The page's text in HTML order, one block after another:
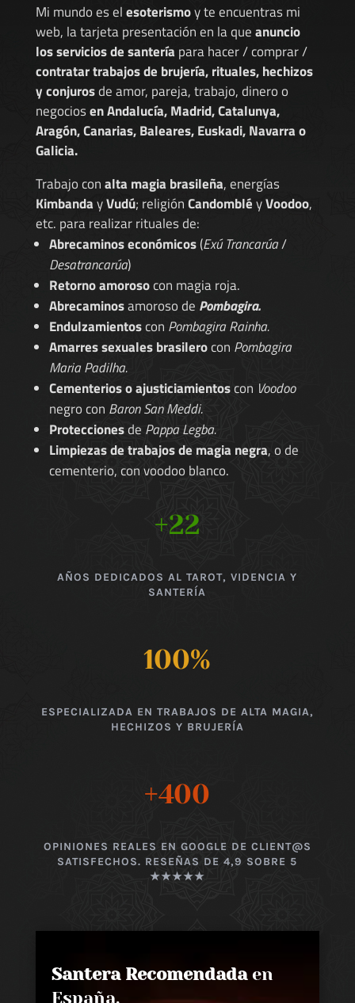
Mi mundo es elesoterismoy te encuentras mi
web, la tarjeta presentación en la queanuncio
los servicios de santería para hacer / comprar /
contratar trabajos de brujería, rituales, hechizos
y conjurosde amor, pareja, trabajo, dinero o
negociosen Andalucía, Madrid, Catalunya,
Aragón, Canarias, Baleares, Euskadi, Navarra o
Galicia.
Trabajo conalta magia brasileña, energías
KimbandayVudú; religiónCandombléyVoodoo,
etc. para realizar rituales de:
Abrecaminos económicos(Exú Trancarúa/
Desatrancarúa)
Retorno amorosocon magia roja.
Abrecaminosamoroso de Pombagira.
Endulzamientoscon Pombagira Rainha.
Amarres sexuales brasilerocon Pombagira
Maria Padilha.
Cementerios o ajusticiamientoscon Voodoo
negro con Baron San Meddi.
Proteccionesde Pappa Legba.
Limpiezas de trabajos de magia negra, o de
cementerio, con voodoo blanco.
+22
AÑOS DEDICADOS AL TAROT, VIDENCIA Y
SANTERÍA
100%
ESPECIALIZADA EN TRABAJOS DE ALTA MAGIA,
HECHIZOS Y BRUJERÍA
+400
OPINIONES REALES EN GOOGLE DE CLIENT@S
SATISFECHOS. RESEÑAS DE 4,9 SOBRE 5
★★★★★
Santera Recomendadaen
España,